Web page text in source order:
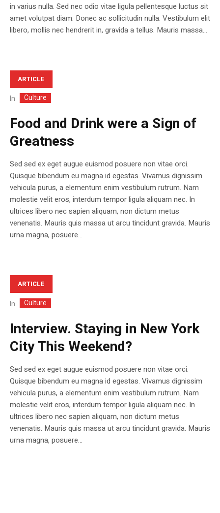
in varius nulla. Sed nec odio vitae ligula pellentesque luctus sit
amet volutpat diam. Donec ac sollicitudin nulla. Vestibulum elit
libero, mollis nec hendrerit in, gravida a tellus. Mauris massa...
ARTICLE
In Culture
Food and Drink were a Sign of
Greatness
Sed sed ex eget augue euismod posuere non vitae orci.
Quisque bibendum eu magna id egestas. Vivamus dignissim
vehicula purus, a elementum enim vestibulum rutrum. Nam
molestie velit eros, interdum tempor ligula aliquam nec. In
ultrices libero nec sapien aliquam, non dictum metus
venenatis. Mauris quis massa ut arcu tincidunt gravida. Mauris
urna magna, posuere...
ARTICLE
In Culture
Interview. Staying in New York
City This Weekend?
Sed sed ex eget augue euismod posuere non vitae orci.
Quisque bibendum eu magna id egestas. Vivamus dignissim
vehicula purus, a elementum enim vestibulum rutrum. Nam
molestie velit eros, interdum tempor ligula aliquam nec. In
ultrices libero nec sapien aliquam, non dictum metus
venenatis. Mauris quis massa ut arcu tincidunt gravida. Mauris
urna magna, posuere...